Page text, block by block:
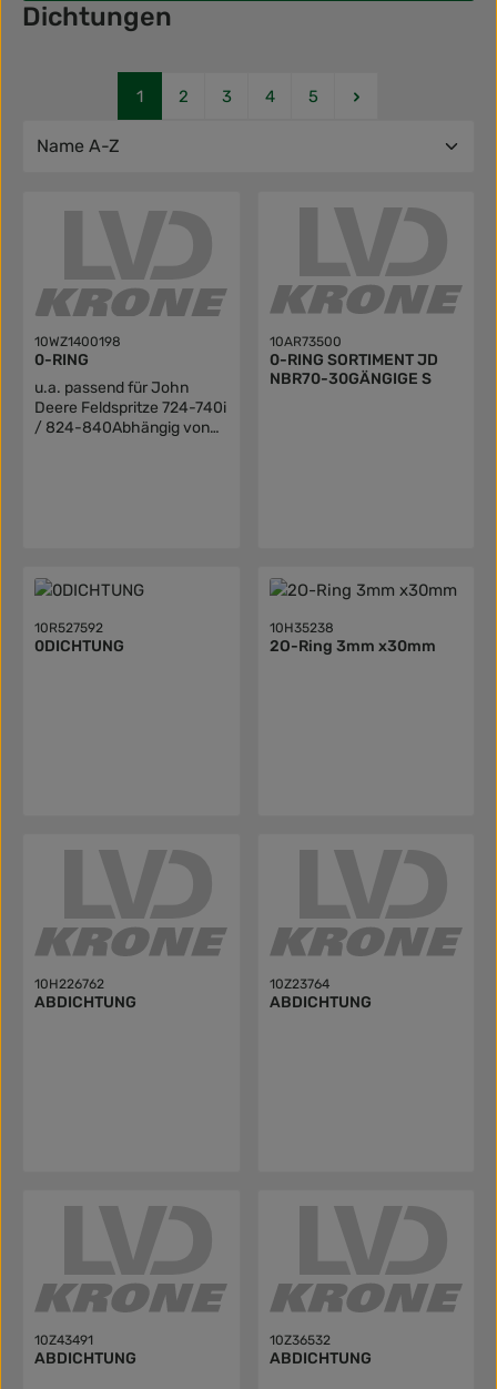
Dichtungen
Seite
1 Seite
2 Seite
3 Seite
4 Seite
5
10WZ1400198
0-RING
u.a. passend für John
Deere Feldspritze 724-740i
/ 824-840Abhängig von
10AR73500
0-RING SORTIMENT JD
NBR70-30GÄNGIGE S
10R527592
0DICHTUNG
10H35238
2O-Ring 3mm x30mm
10H226762
ABDICHTUNG
10Z23764
ABDICHTUNG
10Z43491
ABDICHTUNG
10Z36532
ABDICHTUNG